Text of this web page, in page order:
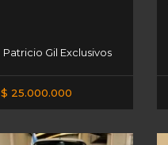
Patricio Gil Exclusivos
$ 25.000.000